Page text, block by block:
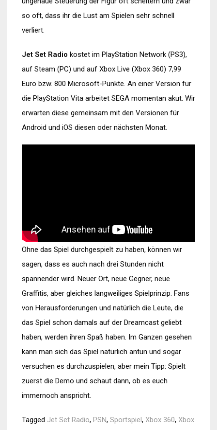
so oft, dass ihr die Lust am Spielen sehr schnell
verliert.
Jet Set Radio kostet im PlayStation Network (PS3),
auf Steam (PC) und auf Xbox Live (Xbox 360) 7,99
Euro bzw. 800 Microsoft-Punkte. An einer Version für
die PlayStation Vita arbeitet SEGA momentan akut. Wir
erwarten diese gemeinsam mit den Versionen für
Android und iOS diesen oder nächsten Monat.
Ohne das Spiel durchgespielt zu haben, können wir
sagen, dass es auch nach drei Stunden nicht
spannender wird. Neuer Ort, neue Gegner, neue
Graffitis, aber gleiches langweiliges Spielprinzip. Fans
von Herausforderungen und natürlich die Leute, die
das Spiel schon damals auf der Dreamcast geliebt
haben, werden ihren Spaß haben. Im Ganzen gesehen
kann man sich das Spiel natürlich antun und sogar
versuchen es durchzuspielen, aber mein Tipp: Spielt
zuerst die Demo und schaut dann, ob es euch
immernoch anspricht.
Tagged Jet Set Radio, PSN, Sportspiel , Xbox 360, Xbox